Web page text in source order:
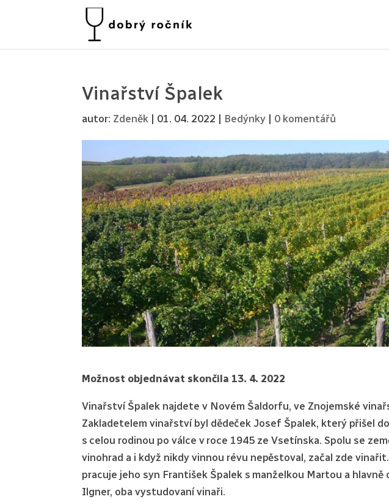
Vinařství Špalek
autor: Zdeněk 01. 04. 2022 Bedýnky 0 komentářů
Možnost objednávat skončila 13. 4. 2022
Vinařství Špalek najdete v Novém Šaldorfu, ve Znojemské
Zakladetelem vinařství byl dědeček Josef Špalek, který přišel
s celou rodinou po válce v roce 1945 ze Vsetínska. Spolu se
vinohrad a i když nikdy vinnou révu nepěstoval, začal zde
pracuje jeho syn František Špalek s manželkou Martou a
Ilgner, oba vystudovaní vinaři.